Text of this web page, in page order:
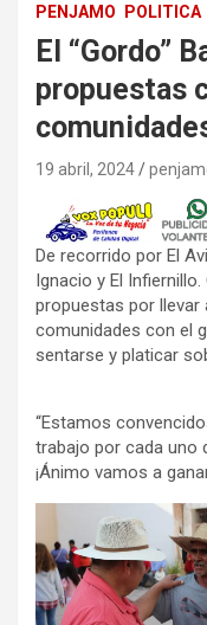
PENJAMO POLITICA
El “Gordo”
propuestas
19 abril, 2024
De recorrido por El
Ignacio y El
propuestas por llevar
comunidades con el
sentarse y platicar
“Estamos
trabajo por cada uno
¡Ánimo vamos a